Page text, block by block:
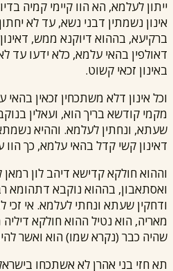
ייתון לעלמא, הא הוו קיימי קמיה
אינון נשמתין דבני נשא, עד לא
ברקיעא, בההוא דיוקנא ממש,
דאולפין בהאי עלמא, כלא ידעו עד
באינון זכאי קשוט.
וכל אינון דלא משתכחין זכאין
מקמי קודשא בריך הוא, ועאלין
שעתא, ונחתין לעלמא. וההיא
דאינון קשי קדל בהאי עלמא, כך הוו
וההוא חולקא קדישא דיהב לון רמאן
ואסתאבון, בההוא נוקבא דתהומא
ודחקין שעתא ונחתי לעלמא. אי
מאריה, הוא נטיל ההוא חולקא
שהיה כבר (נקרא שמו) הוא ואשר
תא חזי בני אהרן לא אשתכחו